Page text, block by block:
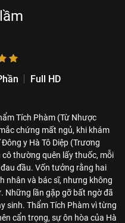
Full HD
Tích Phàm (Từ Nhược
chứng mất ngủ, khi khám
y Hà Tô Diệp (Trương
thường quên lấy thuốc, mỗi
đầu. Vốn tưởng rằng hai
nhân và bác sĩ, nhưng không
Những lần gặp gỡ bất ngờ đã
sinh. Thẩm Tích Phàm vì từng
cẩn trọng, sự ôn hòa của Hà